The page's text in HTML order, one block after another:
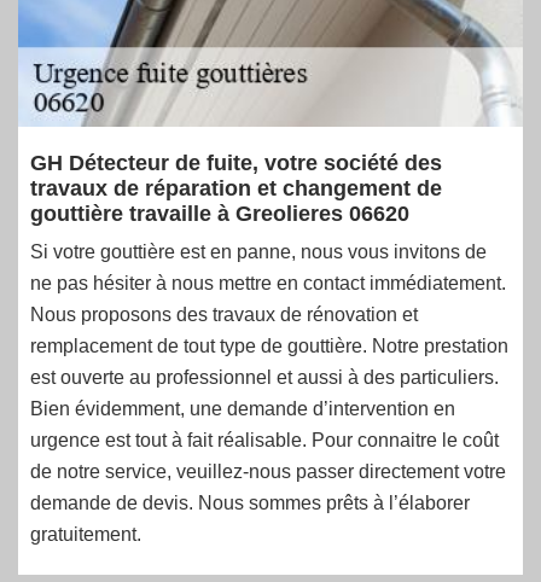
GH Détecteur de fuite, votre société des
travaux de réparation et changement de
gouttière travaille à Greolieres 06620
Si votre gouttière est en panne, nous vous invitons de
ne pas hésiter à nous mettre en contact immédiatement.
Nous proposons des travaux de rénovation et
remplacement de tout type de gouttière. Notre prestation
est ouverte au professionnel et aussi à des particuliers.
Bien évidemment, une demande d’intervention en
urgence est tout à fait réalisable. Pour connaitre le coût
de notre service, veuillez-nous passer directement votre
demande de devis. Nous sommes prêts à l’élaborer
gratuitement.